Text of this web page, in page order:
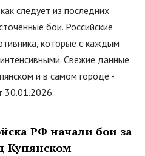
следует из последних
бои. Российские
которые с каждым
Свежие данные
и в самом городе -
30.01.2026.
РФ начали бои за
Купянском